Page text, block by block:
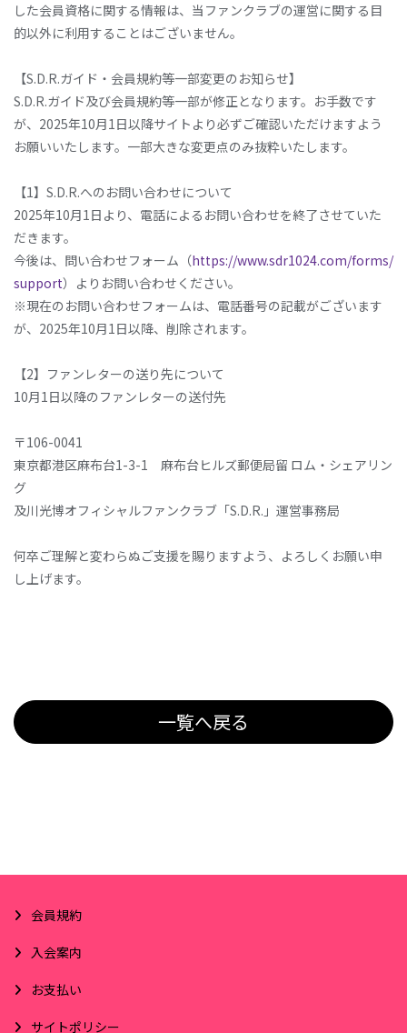
した会員資格に関する情報は、当ファンクラブの運営に関する目
的以外に利用することはございません。
【S.D.R.ガイド・会員規約等一部変更のお知らせ】
S.D.R.ガイド及び会員規約等一部が修正となります。お手数です
が、2025年10月1日以降サイトより必ずご確認いただけますよう
お願いいたします。一部大きな変更点のみ抜粋いたします。
【1】S.D.R.へのお問い合わせについて
2025年10月1日より、電話によるお問い合わせを終了させていた
だきます。
今後は、問い合わせフォーム（https://www.sdr1024.com/forms/
support）よりお問い合わせください。
※現在のお問い合わせフォームは、電話番号の記載がございます
が、2025年10月1日以降、削除されます。
【2】ファンレターの送り先について
10月1日以降のファンレターの送付先
〒106-0041
東京都港区麻布台1-3-1 麻布台ヒルズ郵便局留 ロム・シェアリン
グ
及川光博オフィシャルファンクラブ「S.D.R.」運営事務局
何卒ご理解と変わらぬご支援を賜りますよう、よろしくお願い申
し上げます。
一覧へ戻る
会員規約
入会案内
お支払い
サイトポリシー